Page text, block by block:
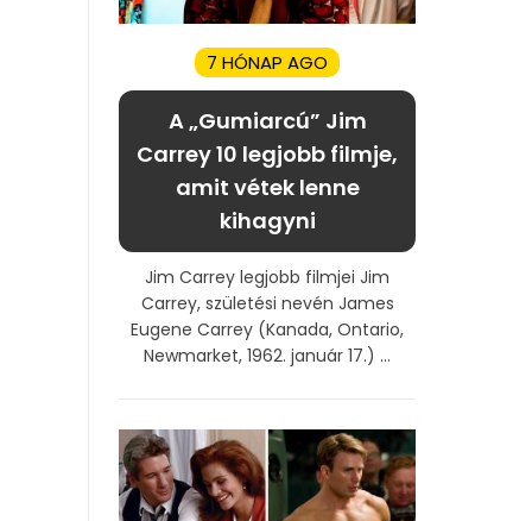
7 HÓNAP AGO
A „Gumiarcú” Jim
Carrey 10 legjobb filmje,
amit vétek lenne
kihagyni
Jim Carrey legjobb filmjei Jim
Carrey, születési nevén James
Eugene Carrey (Kanada, Ontario,
Newmarket, 1962. január 17.) ...